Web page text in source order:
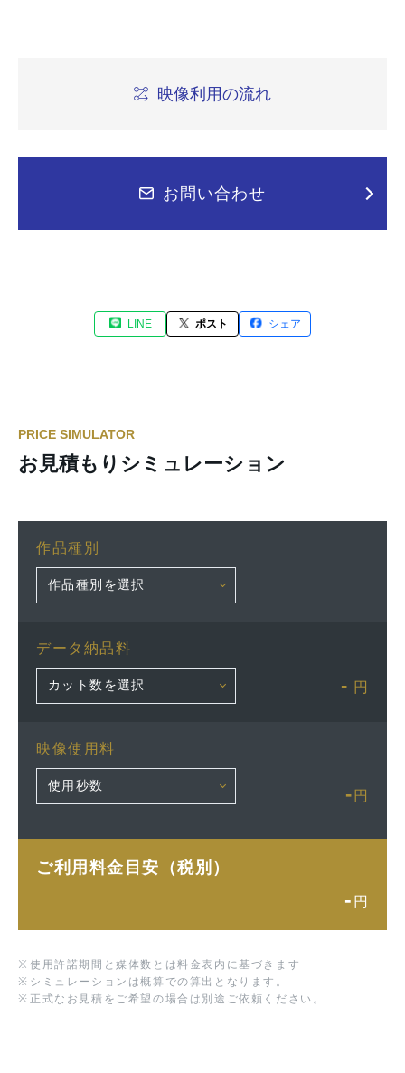
映像利用の流れ
お問い合わせ
LINE ポスト シェア
PRICE SIMULATOR
お見積もりシミュレーション
作品種別
データ納品料
- 円
映像使用料
- 円
ご利用料金目安（税別）
- 円
※ 使用許諾期間と媒体数とは料金表内に基づきます
※ シミュレーションは概算での算出となります。
※ 正式なお見積をご希望の場合は別途ご依頼ください。